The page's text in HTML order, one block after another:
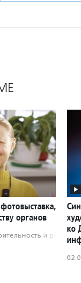
органов
и
ко